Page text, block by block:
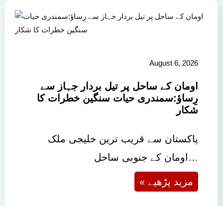
August 6, 2026
اومان کے ساحل پر تیل بردار جہاز سے
رِساؤ:سمندری حیات سنگین خطرات کا
شکار
پاکستان سے قریب ترین خلیجی ملک
اومان کے جنوبی ساحل…
« مزید پڑھیے